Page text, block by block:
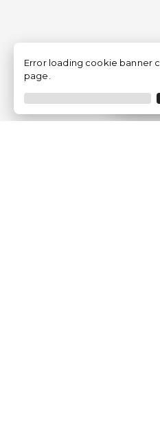
Error loading cookie banner
page.